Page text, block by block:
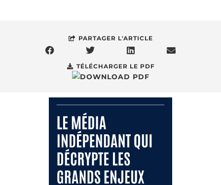
PARTAGER L'ARTICLE
TÉLÉCHARGER LE PDF